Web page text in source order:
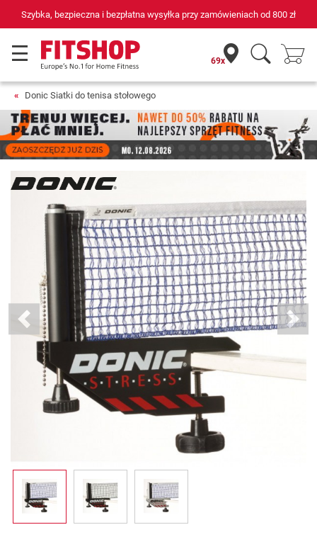
Szybka, bezpieczna i bezpłatna wysyłka przy zamówieniach od 800 zł
69x
Donic Siatki do tenisa stołowego
Previous Next